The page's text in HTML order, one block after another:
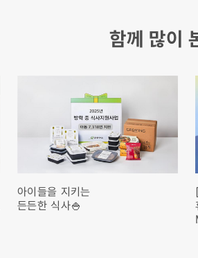
함께 많이
아이들을 지키는
든든한 식사🍚